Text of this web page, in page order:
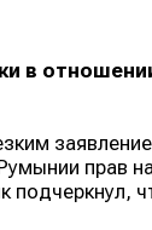
в
прав